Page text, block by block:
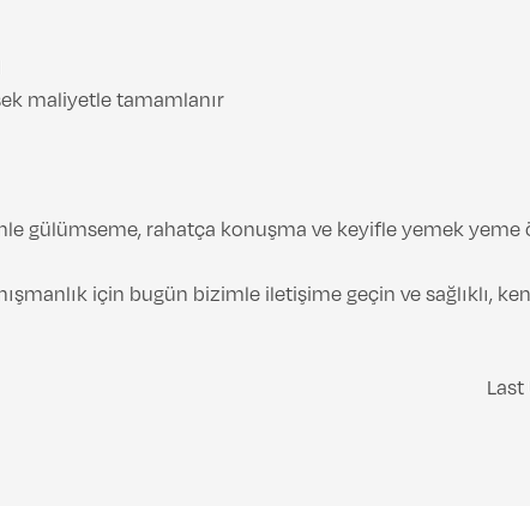
maliyetle tamamlanır
gülümseme, rahatça konuşma ve keyifle yemek
için bugün bizimle iletişime geçin ve sağlıklı,